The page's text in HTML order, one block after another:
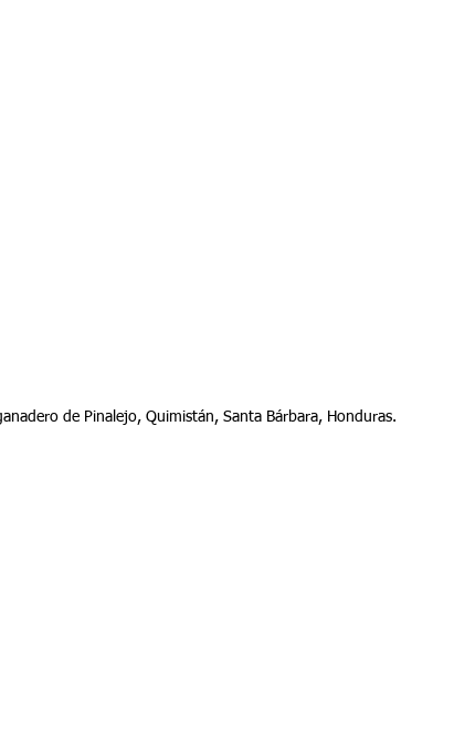
de Pinalejo, Quimistán, Santa Bárbara, Honduras.